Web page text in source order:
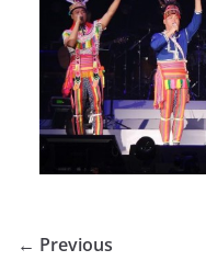
← Previous